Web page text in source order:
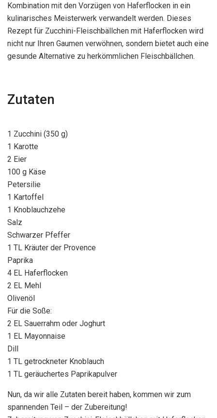
Kombination mit den Vorzügen von Haferflocken in ein
kulinarisches Meisterwerk verwandelt werden. Dieses
Rezept für Zucchini-Fleischbällchen mit Haferflocken wird
nicht nur Ihren Gaumen verwöhnen, sondern bietet auch eine
gesunde Alternative zu herkömmlichen Fleischbällchen.
Zutaten
1 Zucchini (350 g)
1 Karotte
2 Eier
100 g Käse
Petersilie
1 Kartoffel
1 Knoblauchzehe
Salz
Schwarzer Pfeffer
1 TL Kräuter der Provence
Paprika
4 EL Haferflocken
2 EL Mehl
Olivenöl
Für die Soße:
2 EL Sauerrahm oder Joghurt
1 EL Mayonnaise
Dill
1 TL getrockneter Knoblauch
1 TL geräuchertes Paprikapulver
Nun, da wir alle Zutaten bereit haben, kommen wir zum
spannenden Teil – der Zubereitung!